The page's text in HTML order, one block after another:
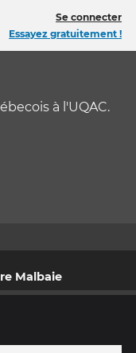
Se connecter
Essayez gratuitement !
à l'UQAC.
Malbaie